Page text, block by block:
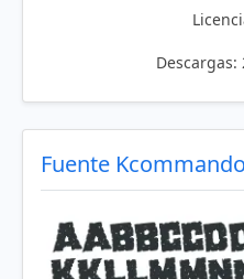
Descargas:
Fuente